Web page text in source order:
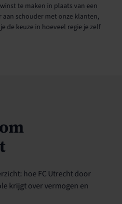
te maken in plaats van een
aan schouder met onze klanten,
de keuze in hoeveel regie je zelf
hoe FC Utrecht door
krijgt over vermogen en